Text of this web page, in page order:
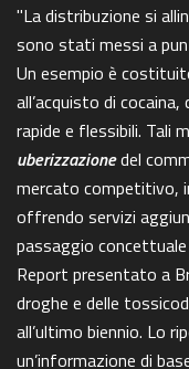
"La distribuzione si
sono stati messi a
Un esempio è
all’acquisto di
rapide e flessibili. Tali
uberizzazionedel
mercato competitivo,
offrendo servizi
passaggio concettuale
Report presentato a
droghe e delle
all’ultimo biennio. Lo
un’informazione di